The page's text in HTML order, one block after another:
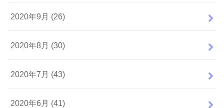
2020年9月 (26)
2020年8月 (30)
2020年7月 (43)
2020年6月 (41)